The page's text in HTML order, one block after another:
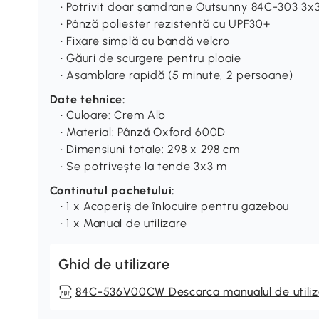
• Potrivit doar șamdrane Outsunny 84C-303
• Pânză poliester rezistentă cu UPF30+
• Fixare simplă cu bandă velcro
• Găuri de scurgere pentru ploaie
• Asamblare rapidă (5 minute, 2 persoane)
Date tehnice:
• Culoare: Crem Alb
• Material: Pânză Oxford 600D
• Dimensiuni totale: 298 x 298 cm
• Se potrivește la tende 3x3 m
Continutul pachetului:
• 1 x Acoperiș de înlocuire pentru gazebou
• 1 x Manual de utilizare
Ghid de utilizare
84C-536V00CW Descarca manualul de